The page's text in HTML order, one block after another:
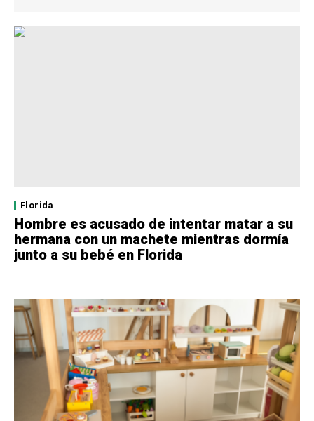
Florida
Hombre es acusado de intentar matar a su
hermana con un machete mientras dormía
junto a su bebé en Florida